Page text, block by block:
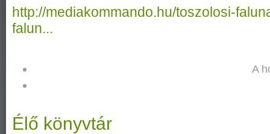
http://mediakommando.hu/toszolosi-
falun...
A
Élő könyvtár